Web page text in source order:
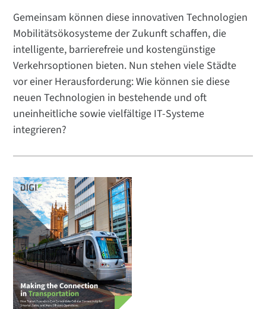
Gemeinsam können diese innovativen Technologien
Mobilitätsökosysteme der Zukunft schaffen, die
intelligente, barrierefreie und kostengünstige
Verkehrsoptionen bieten. Nun stehen viele Städte
vor einer Herausforderung: Wie können sie diese
neuen Technologien in bestehende und oft
uneinheitliche sowie vielfältige IT-Systeme
integrieren?